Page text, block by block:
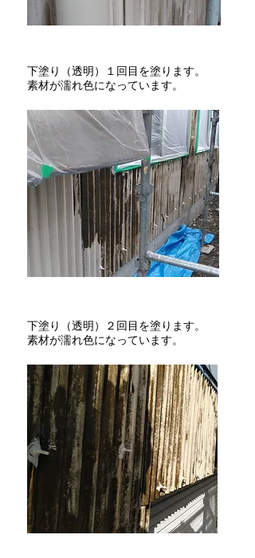
​下塗り（透明）１回目を塗ります。
​素材が濡れ色になっています。
​下塗り（透明）２回目を塗ります。
​素材が濡れ色になっています。